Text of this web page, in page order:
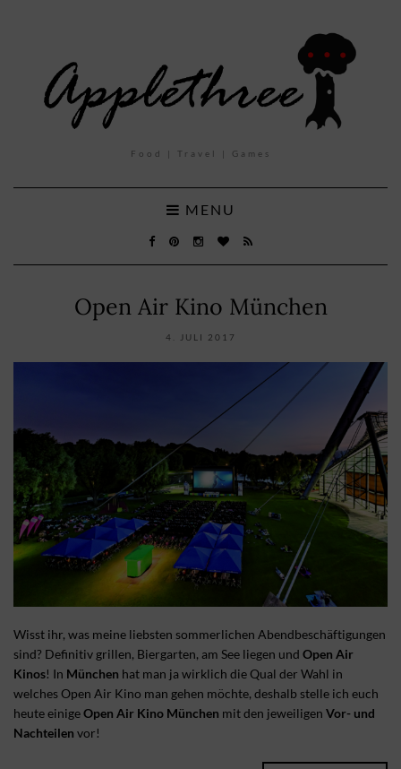
Food | Travel | Games
MENU
Open Air Kino München
4. JULI 2017
Wisst ihr, was meine liebsten sommerlichen Abendbeschäftigungen
sind? Definitiv grillen, Biergarten, am See liegen und Open Air
Kinos! In München hat man ja wirklich die Qual der Wahl in
welches Open Air Kino man gehen möchte, deshalb stelle ich euch
heute einigeOpen Air Kino München mit den jeweiligen Vor- und
Nachteilen vor!